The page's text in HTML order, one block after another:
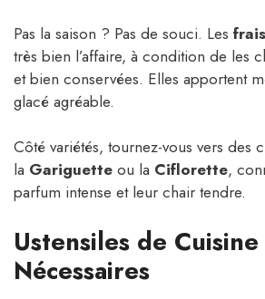
Pas la saison ? Pas de souci. Les
très bien l’affaire, à condition de les
et bien conservées. Elles apportent
glacé agréable.
Côté variétés, tournez-vous vers des
la Gariguette ou la Ciflorette,
parfum intense et leur chair tendre.
Ustensiles de Cuisine
Nécessaires